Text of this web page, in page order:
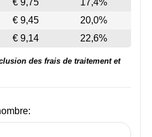
€ 9,75
17,4%
€ 9,45
20,0%
€ 9,14 22,6%
des frais de traitement et